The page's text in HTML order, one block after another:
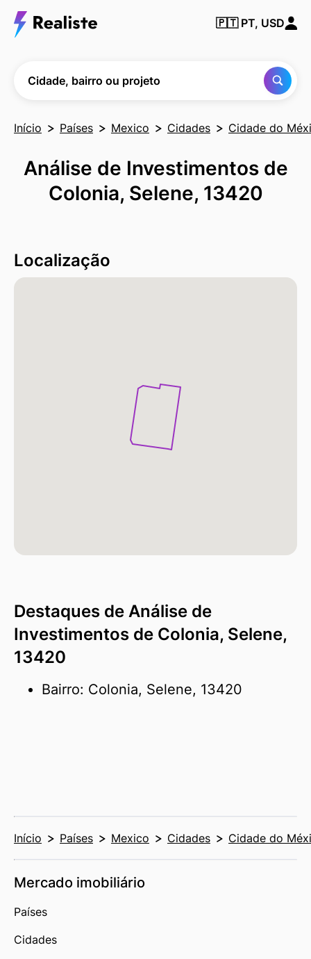
Encontre
qualquer
🇵🇹 PT, USD
Cidade, bairro ou projeto
Início Países Mexico Cidades Cidade do
Análise de Investimentos de
Colonia, Selene, 13420
Localização
Destaques de Análise de
Investimentos de Colonia, Selene,
13420
Bairro: Colonia, Selene, 13420
Início Países Mexico Cidades Cidade do
Mercado imobiliário
Países
Cidades